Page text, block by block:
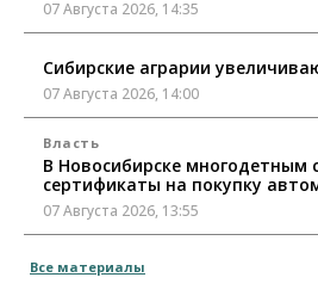
07 Августа 2026, 14:35
Сибирские аграрии
07 Августа 2026, 14:00
Власть
В Новосибирске многодетным
сертификаты на покупку
07 Августа 2026, 13:55
Треть автовладельцев в
Все материалы